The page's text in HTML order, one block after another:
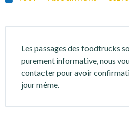
Les passages des foodtrucks
purement informative, nous
contacter pour avoir
jour même.